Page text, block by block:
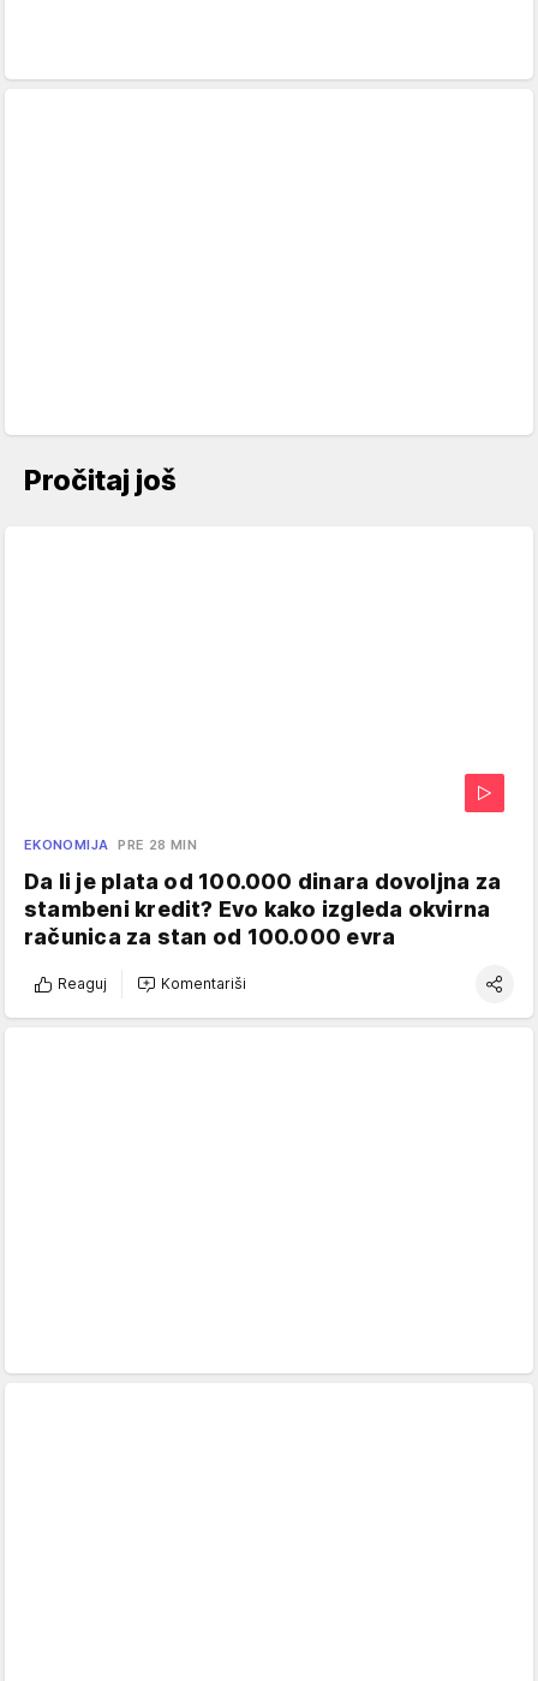
Pročitaj još
EKONOMIJA PRE 28 MIN
Da li je plata od 100.000 dinara dovoljna za
stambeni kredit? Evo kako izgleda okvirna
računica za stan od 100.000 evra
Reaguj Komentariši